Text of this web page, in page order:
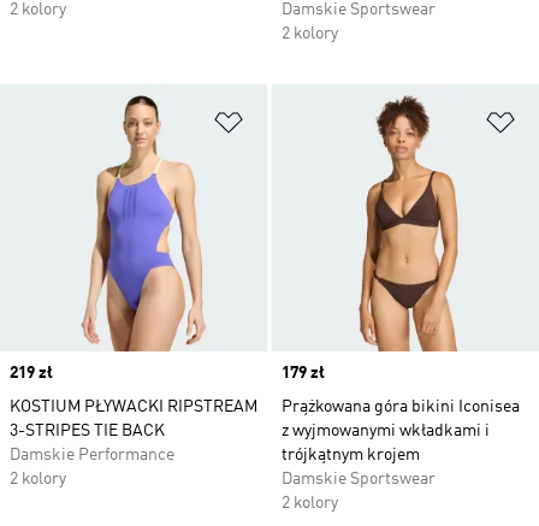
2 kolory
Damskie Sportswear
2 kolory
Dodaj do listy życzeń
Price
219 zł
KOSTIUM PŁYWACKI RIPSTREAM
3-STRIPES TIE BACK
Damskie Performance
2 kolory
Price
179 zł
Prążkowana góra bikini Iconisea
z wyjmowanymi wkładkami i
trójkątnym krojem
Damskie Sportswear
2 kolory